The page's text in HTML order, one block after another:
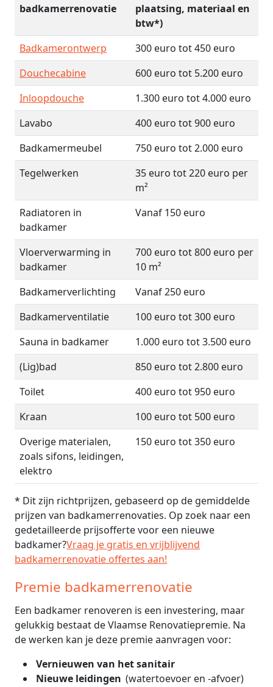
badkamerrenovatie
plaatsing, materiaal en
btw*)
Badkamerontwerp
300 euro tot 450 euro
Douchecabine
600 euro tot 5.200 euro
Inloopdouche
1.300 euro tot 4.000 euro
Lavabo
400 euro tot 900 euro
Badkamermeubel
750 euro tot 2.000 euro
Tegelwerken
35 euro tot 220 euro per
m²
Radiatoren in
badkamer
Vanaf 150 euro
Vloerverwarming in
badkamer
700 euro tot 800 euro per
10 m²
Badkamerverlichting
Vanaf 250 euro
Badkamerventilatie
100 euro tot 300 euro
Sauna in badkamer
1.000 euro tot 3.500 euro
(Lig)bad
850 euro tot 2.800 euro
Toilet
400 euro tot 950 euro
Kraan
100 euro tot 500 euro
Overige materialen,
zoals sifons, leidingen,
elektro
150 euro tot 350 euro
* Dit zijn richtprijzen, gebaseerd op de gemiddelde
prijzen van badkamerrenovaties. Op zoek naar een
gedetailleerde prijsofferte voor een nieuwe
badkamer?Vraag je gratis en vrijblijvend
badkamerrenovatie offertes aan!
Premie badkamerrenovatie
Een badkamer renoveren is een investering, maar
gelukkig bestaat de Vlaamse Renovatiepremie. Na
de werken kan je deze premie aanvragen voor:
Vernieuwen van het sanitair
Nieuwe leidingen (watertoevoer en -afvoer)